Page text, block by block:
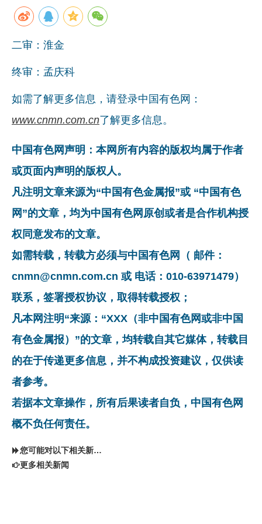
二审：淮金
终审：孟庆科
如需了解更多信息，请登录中国有色网：
www.cnmn.com.cn了解更多信息。
中国有色网声明：本网所有内容的版权均属于作者
或页面内声明的版权人。
凡注明文章来源为“中国有色金属报”或 “中国有色
网”的文章，均为中国有色网原创或者是合作机构授
权同意发布的文章。
如需转载，转载方必须与中国有色网（ 邮件：
cnmn@cnmn.com.cn 或 电话：010-63971479）
联系，签署授权协议，取得转载授权；
凡本网注明“来源：“XXX（非中国有色网或非中国
有色金属报）”的文章，均转载自其它媒体，转载目
的在于传递更多信息，并不构成投资建议，仅供读
者参考。
若据本文章操作，所有后果读者自负，中国有色网
概不负任何责任。
您可能对以下相关新闻同样感兴趣
更多相关新闻